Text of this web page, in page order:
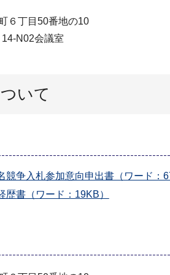
６丁目50番地の10
N02会議室
いて
競争入札参加意向申出書（ワード：
歴書（ワード：19KB）